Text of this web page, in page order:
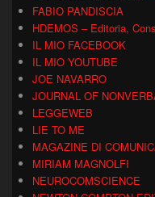
FABIO PANDISCIA
HDEMOS – Editoria,
IL MIO FACEBOOK
IL MIO YOUTUBE
JOE NAVARRO
JOURNAL OF
LEGGEWEB
LIE TO ME
MAGAZINE DI
MIRIAM MAGNOLFI
NEUROCOMSCIENCE